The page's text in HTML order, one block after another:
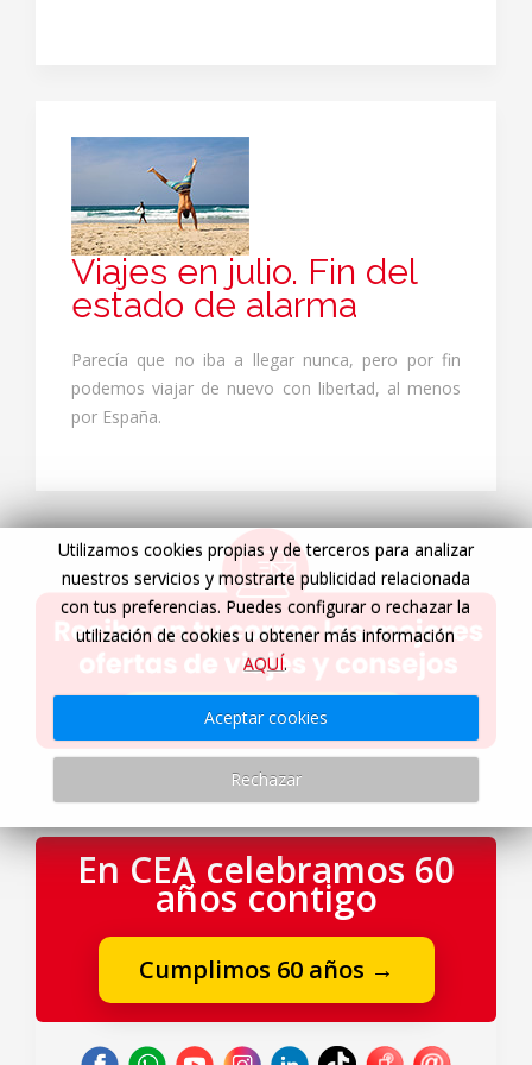
Viajes en julio. Fin del
estado de alarma
Parecía que no iba a llegar nunca, pero por fin
podemos viajar de nuevo con libertad, al menos
por España.
En CEA celebramos 60
años contigo
Cumplimos 60 años →
Utilizamos cookies propias y de terceros para analizar
nuestros servicios y mostrarte publicidad relacionada
con tus preferencias. Puedes configurar o rechazar la
utilización de cookies u obtener más información
AQUÍ.
Aceptar cookies
Rechazar